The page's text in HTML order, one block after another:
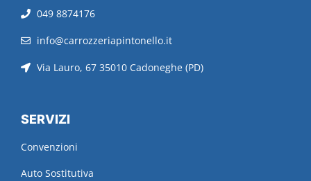
049 8874176
info@carrozzeriapintonello.it
Via Lauro, 67 35010 Cadoneghe (PD)
SERVIZI
Convenzioni
Auto Sostitutiva